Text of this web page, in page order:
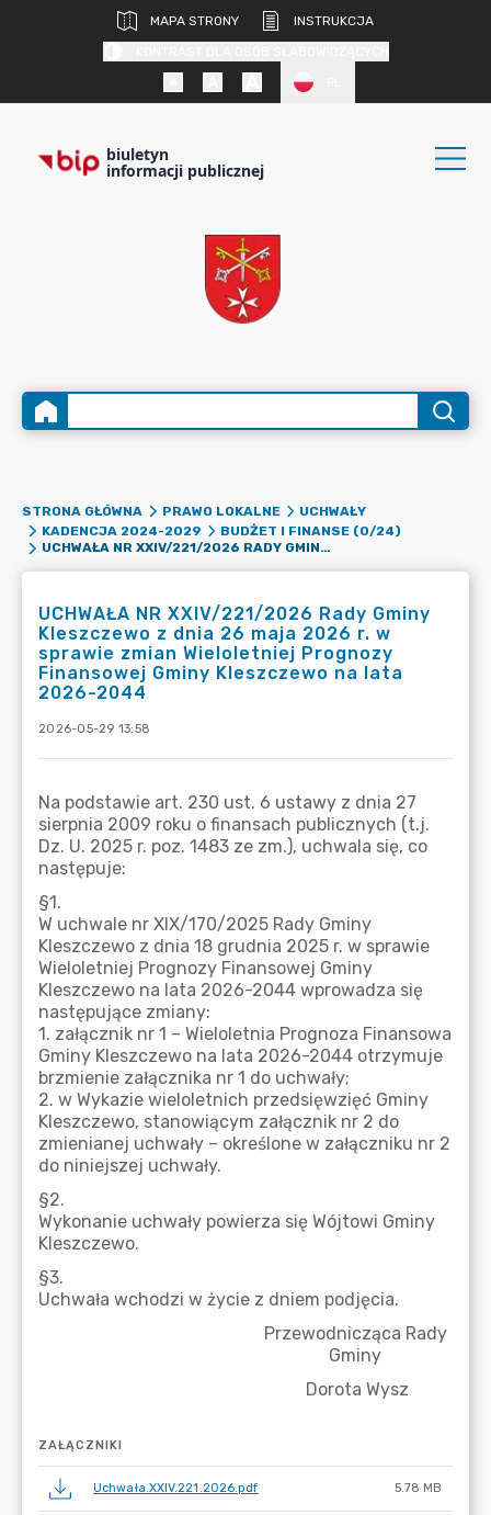
MAPA STRONY
INSTRUKCJA
biuletyn
informacji publicznej
STRONA GŁÓWNA PRAWO LOKALNE
UCHWAŁY
KADENCJA 2024-2029
BUDŻET I FINANSE (0/24)
UCHWAŁA NR XXIV/221/2026 RADY GMINY KLESZCZEWO Z DNIA 26 MAJA 2026 R. W SPRAWIE ZMIAN WIELOLETNIEJ PROGNOZY FINANSOWEJ GMINY KLESZCZEWO NA LATA 2026-2044
UCHWAŁA NR XXIV/221/2026 Rady Gminy
Kleszczewo z dnia 26 maja 2026 r. w
sprawie zmian Wieloletniej Prognozy
Finansowej Gminy Kleszczewo na lata
2026-2044
2026-05-29 13:58
ZAŁĄCZNIKI
Uchwała.XXIV.221.2026.pdf 5.78 MB